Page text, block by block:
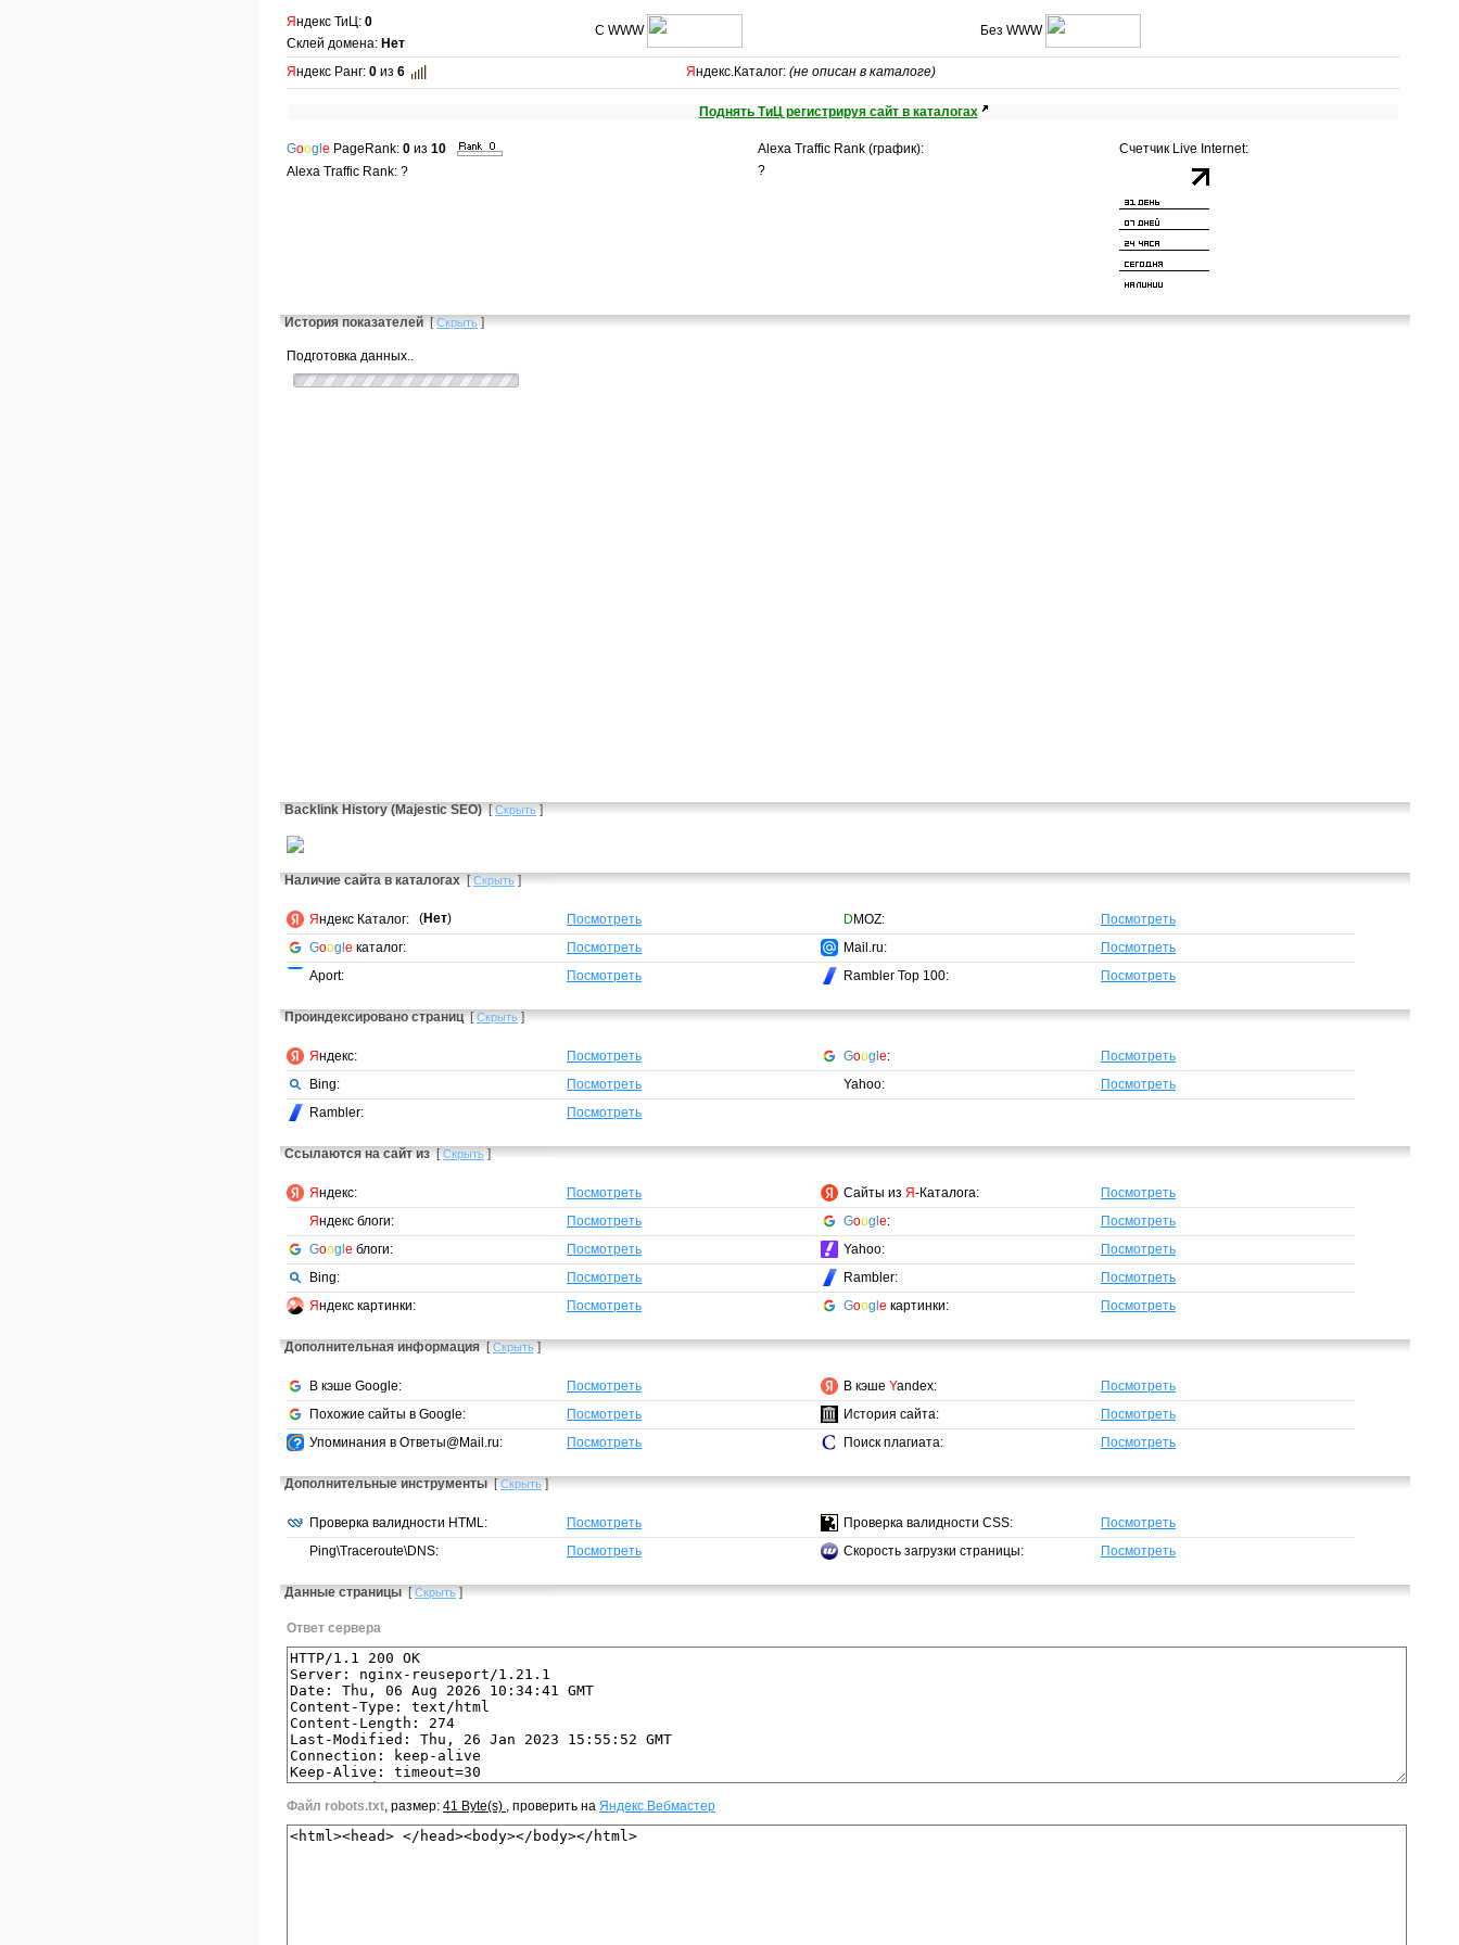
Яндекс ТиЦ: 0
Склей домена: Нет
С WWW Без WWW
Яндекс Ранг: 0 из 6 Яндекс.Каталог: (не описан в каталоге)
Поднять ТиЦ регистрируя сайт в каталогах
Google PageRank: 0 из 10
Alexa Traffic Rank: ?
Alexa Traffic Rank (график):
?
Счетчик Live Internet:
История показателей [Скрыть]
Подготовка данных..
Backlink History (Majestic SEO) [Скрыть]
Наличие сайта в каталогах [Скрыть]
Яндекс Каталог: (Нет) Посмотреть DMOZ:
Посмотреть
Google каталог: Посмотреть Mail.ru:
Посмотреть
Aport:
Посмотреть Rambler Top 100: Посмотреть
Проиндексировано страниц [Скрыть]
Яндекс: Посмотреть Google:
Посмотреть
Bing:
Посмотреть Yahoo:
Посмотреть
Rambler:
Посмотреть
Ссылаются на сайт из [Скрыть]
Яндекс: Посмотреть Сайты из Я-Каталога:
Посмотреть
Яндекс блоги: Посмотреть Google:
Посмотреть
Google блоги: Посмотреть Yahoo:
Посмотреть
Bing:
Посмотреть Rambler:
Посмотреть
Яндекс картинки: Посмотреть Google картинки: Посмотреть
Дополнительная информация [Скрыть]
В кэше Google: Посмотреть В кэше Yandex:
Посмотреть
Похожие сайты в Google:
Посмотреть История сайта:
Посмотреть
Упоминания в Ответы@Mail.ru:
Посмотреть Поиск плагиата: Посмотреть
Дополнительные инструменты [Скрыть]
Проверка валидности HTML: Посмотреть Проверка валидности CSS:
Посмотреть
Ping\Traceroute\DNS:
Посмотреть Скорость загрузки страницы: Посмотреть
Данные страницы [Скрыть]
Ответ сервера
Файл robots.txt , размер: 41 Byte(s) , проверить на Яндекс.Вебмастер